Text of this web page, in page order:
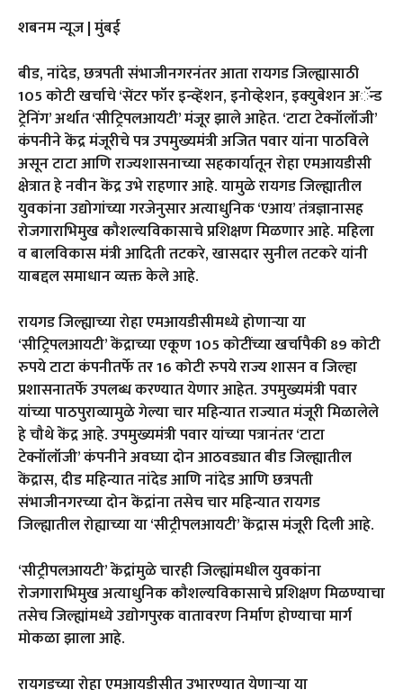
शबनम न्यूज | मुंबई
बीड, नांदेड, छत्रपती संभाजीनगरनंतर आता रायगड जिल्ह्यासाठी
105 कोटी खर्चाचे ‘सेंटर फॉर इन्व्हेंशन, इनोव्हेशन, इक्युबेशन अॅन्ड
ट्रेनिंग’ अर्थात ‘सीट्रिपलआयटी’ मंजूर झाले आहेत. ‘टाटा टेक्नॉलॉजी’
कंपनीने केंद्र मंजूरीचे पत्र उपमुख्यमंत्री अजित पवार यांना पाठविले
असून टाटा आणि राज्यशासनाच्या सहकार्यातून रोहा एमआयडीसी
क्षेत्रात हे नवीन केंद्र उभे राहणार आहे. यामुळे रायगड जिल्ह्यातील
युवकांना उद्योगांच्या गरजेनुसार अत्याधुनिक ‘एआय’ तंत्रज्ञानासह
रोजगाराभिमुख कौशल्यविकासाचे प्रशिक्षण मिळणार आहे. महिला
व बालविकास मंत्री आदिती तटकरे, खासदार सुनील तटकरे यांनी
याबद्दल समाधान व्यक्त केले आहे.
रायगड जिल्ह्याच्या रोहा एमआयडीसीमध्ये होणाऱ्या या
‘सीट्रिपलआयटी’ केंद्राच्या एकूण 105 कोटींच्या खर्चापैकी 89 कोटी
रुपये टाटा कंपनीतर्फे तर 16 कोटी रुपये राज्य शासन व जिल्हा
प्रशासनातर्फे उपलब्ध करण्यात येणार आहेत. उपमुख्यमंत्री पवार
यांच्या पाठपुराव्यामुळे गेल्या चार महिन्यात राज्यात मंजूरी मिळालेले
हे चौथे केंद्र आहे. उपमुख्यमंत्री पवार यांच्या पत्रानंतर ‘टाटा
टेक्नॉलॉजी’ कंपनीने अवघ्या दोन आठवड्यात बीड जिल्ह्यातील
केंद्रास, दीड महिन्यात नांदेड आणि नांदेड आणि छत्रपती
संभाजीनगरच्या दोन केंद्रांना तसेच चार महिन्यात रायगड
जिल्ह्यातील रोह्याच्या या ‘सीट्रीपलआयटी’ केंद्रास मंजूरी दिली आहे.
‘सीट्रीपलआयटी’ केंद्रांमुळे चारही जिल्ह्यांमधील युवकांना
रोजगाराभिमुख अत्याधुनिक कौशल्यविकासाचे प्रशिक्षण मिळण्याचा
तसेच जिल्ह्यांमध्ये उद्योगपुरक वातावरण निर्माण होण्याचा मार्ग
मोकळा झाला आहे.
रायगडच्या रोहा एमआयडीसीत उभारण्यात येणाऱ्या या